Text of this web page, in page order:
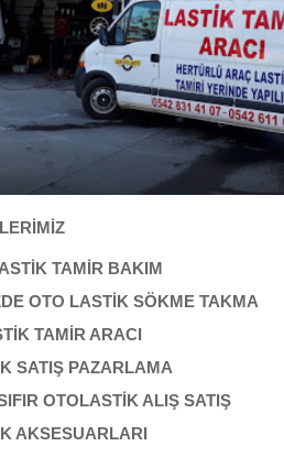
TAMİR BAKIM
OTO LASTİK SÖKME TAKMA
TAMİR ARACI
SATIŞ PAZARLAMA
OTOLASTİK ALIŞ SATIŞ
AKSESUARLARI